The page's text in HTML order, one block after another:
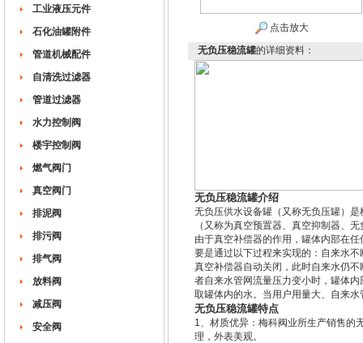
工业液压元件
石化油罐附件
管道机械配件
自清洗过滤器
管道过滤器
水力控制阀
楼宇控制阀
燃气阀门
真空阀门
排泥阀
排污阀
排气阀
放料阀
减压阀
安全阀
点击放大
无负压稳流罐的详细资料：
无负压稳流罐介绍
无负压供水设备罐（又称无负压罐）
（又称为真空预置器、真空抑制器、
由于真空补偿器的作用，罐体内部在
要是通过以下过程来实现的：自来水
真空补偿器自动关闭，此时自来水仍
者自来水管网流量压力变小时，罐体
取罐体内的水。当用户用量大、自来
无负压稳流罐特点
1、材质优异：梅科阀业所生产销售的
理，外表美观。